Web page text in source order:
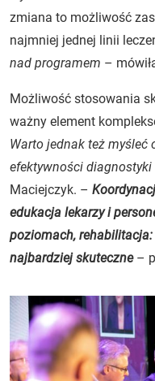
zmiana to możliwość
najmniej jednej linii
nad programem –
Możliwość stosowania
ważny element
Warto jednak też
efektywności diagnostyki
Maciejczyk. –
edukacja lekarzy i
poziomach,
najbardziej skuteczne–